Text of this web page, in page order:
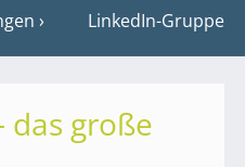
LinkedIn-Gruppe
das große